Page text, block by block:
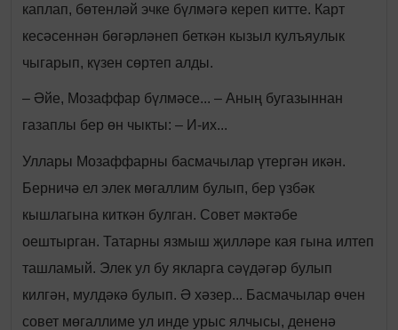
каплап, бөтенләй эчке бүлмәгә кереп китте. Карт
кесәсеннән бөгәрләнеп беткән кызыл кулъяулык
чыгарып, күзен сөртеп алды.
– Әйе, Мозаффар бүлмәсе... – Аның бугазыннан
газаплы бер өн чыкты: – И-их...
Уллары Мозаффарны басмачылар үтергән икән.
Берничә ел элек мөгаллим булып, бер үзбәк
кышлагына киткән булган. Совет мәктәбе
оештырган. Татарны язмыш җилләре кая гына илтеп
ташламый. Элек ул бу якларга сәүдәгәр булып
килгән, мулдәкә булып. Ә хәзер... Басмачылар өчен
совет мөгаллиме ул инде урыс ялчысы, дененә